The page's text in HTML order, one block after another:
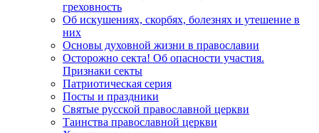
греховность
Об искушениях, скорбях, болезнях и утешение в
них
Основы духовной жизни в православии
Осторожно секта! Об опасности участия.
Признаки секты
Патриотическая серия
Посты и праздники
Святые русской православной церкви
Таинства православной церкви